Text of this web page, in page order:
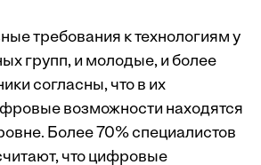
требования к технологиям у
групп, и молодые, и более
согласны, что в их
возможности находятся
Более 70% специалистов
что цифровые